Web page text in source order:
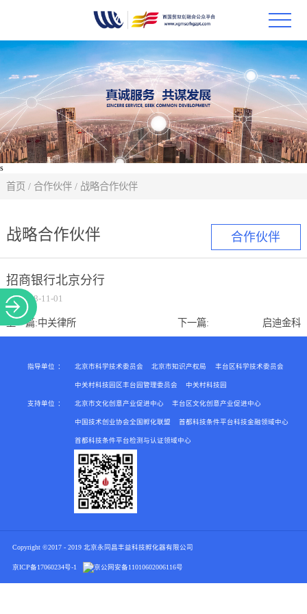
首页
政策
科技
合作
关于
s
合作伙伴
首页 / 合作伙伴 / 战略合作伙伴
战略合作伙伴
招商银行北京分行
2018-11-01
上一篇:中关律所 下一篇: 启迪金科
指导单位 ： 北京市科学技术委员会 北京市知识产权局 丰台区科学技术委员会
中关村科技园区丰台园管理委员会 中关村科技园
支持单位 ： 北京市文化创意产业促进中心 丰台区文化创意产业促进中心
中国技术创业协会全国孵化联盟 首都科技条件平台科技金融领域中心
首都科技条件平台检测与认证领域中心
Copyright ©2017 - 2019 北京永同昌丰益科技孵化器有限公司
京ICP备17060234号-1 京公网安备11010602006116号